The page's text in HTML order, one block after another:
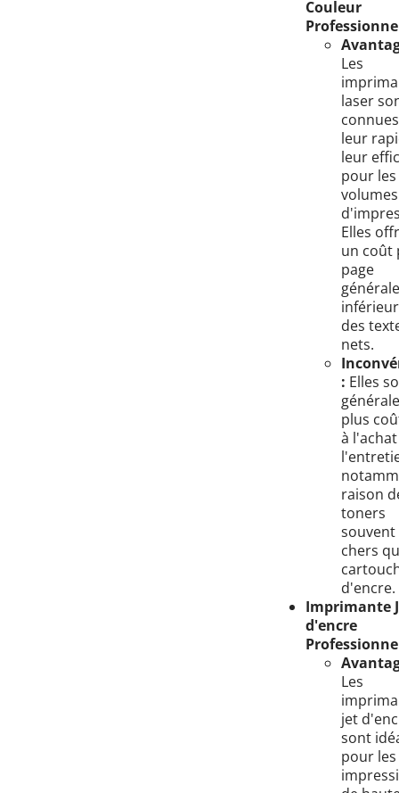
Couleur
Les
laser
leur
leur
pour
volumes
Elles
un coût
page
des
nets.
: Elles
plus
à
raison
toners
souvent
chers
d'encre.
Imprimante
d'encre
Les
jet
sont
pour les